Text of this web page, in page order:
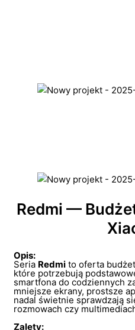
Redmi —
Opis:
Seria Redmi to oferta
które potrzebują
smartfona do codziennych
mniejsze ekrany, prostsze
nadal świetnie sprawdzają
rozmowach czy
Zalety: